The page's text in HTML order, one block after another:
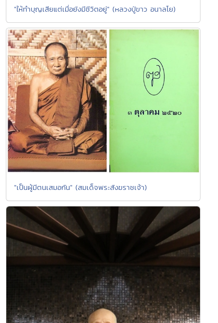
"ให้ทำบุญเสียแต่เมื่อยังมีชีวิตอยู่" (หลวงปู่ขาว อนาลโย)
"เป็นผู้มีตนเสมอกัน" (สมเด็จพระสังฆราชเจ้า)